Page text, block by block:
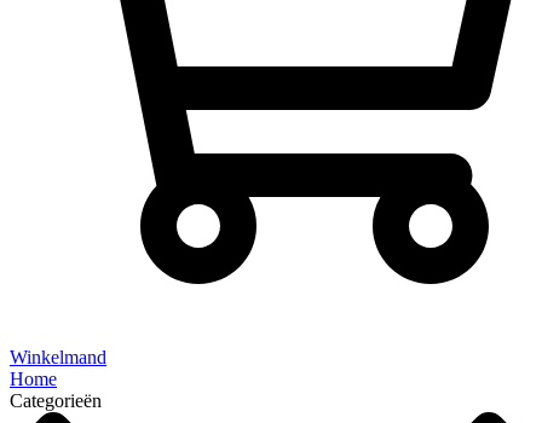
Winkelmand
Home
Categorieën